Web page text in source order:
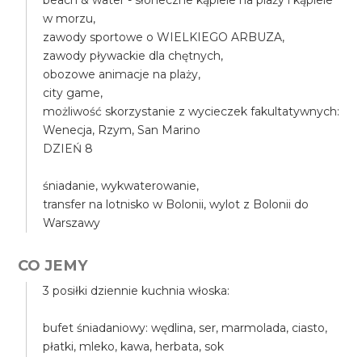
w morzu,
zawody sportowe o WIELKIEGO ARBUZA,
zawody pływackie dla chętnych,
obozowe animacje na plaży,
city game,
możliwość skorzystanie z wycieczek fakultatywnych:
Wenecja, Rzym, San Marino
DZIEŃ 8
śniadanie, wykwaterowanie,
transfer na lotnisko w Bolonii, wylot z Bolonii do
Warszawy
CO JEMY
3 posiłki dziennie kuchnia włoska:
bufet śniadaniowy: wędlina, ser, marmolada, ciasto,
płatki, mleko, kawa, herbata, sok